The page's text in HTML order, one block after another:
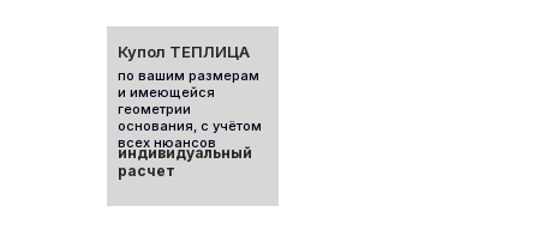
Купол ТЕПЛИЦА
по вашим размерам
и имеющейся
геометрии
основания, с учётом
всех нюансов
индивидуальный
расчет